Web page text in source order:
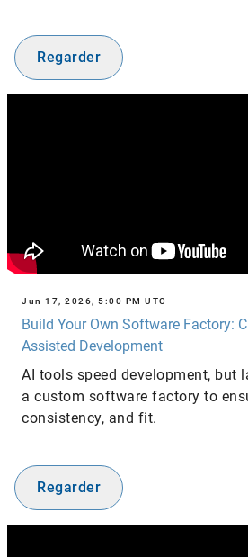
Regarder
Jun 17, 2026, 5:00 PM UTC
Build Your Own Software Factory:
Assisted Development
AI tools speed development, but
a custom software factory to
consistency, and fit.
Regarder